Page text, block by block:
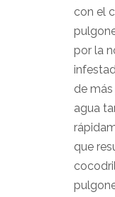
con el
por la
de
agua
que